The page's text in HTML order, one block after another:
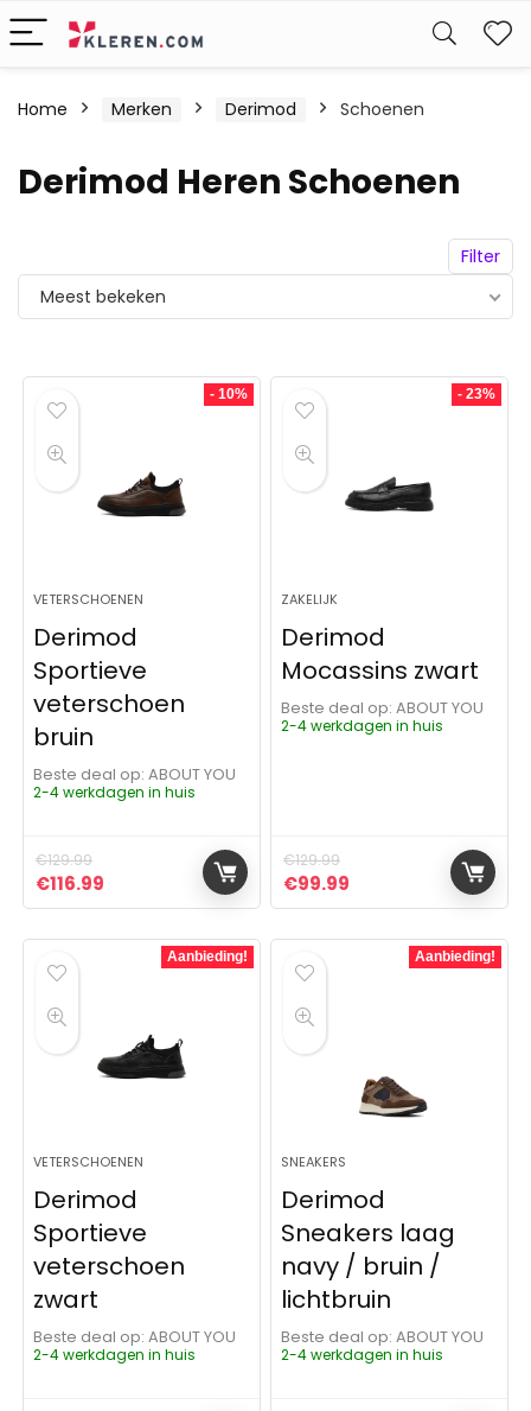
Home Merken Derimod Schoenen
Derimod Heren Schoenen
Filter
Meest bekeken
- 10%
VETERSCHOENEN
Derimod
Sportieve
veterschoen
bruin
Beste deal op:
ABOUT YOU
2-4 werkdagen in huis
€129.99
Oorspronkelijke prijs was: €129.99.
€116.99 Huidige prijs is: €116.99.
- 23%
ZAKELIJK
Derimod
Mocassins zwart
Beste deal op:
ABOUT YOU
2-4 werkdagen in huis
€129.99
Oorspronkelijke prijs was:
€99.99 Huidige prijs is:
Aanbieding!
VETERSCHOENEN
Derimod
Sportieve
veterschoen
zwart
Beste deal op:
ABOUT YOU
2-4 werkdagen in huis
Aanbieding!
SNEAKERS
Derimod
Sneakers laag
navy / bruin /
lichtbruin
Beste deal op:
ABOUT YOU
2-4 werkdagen in huis